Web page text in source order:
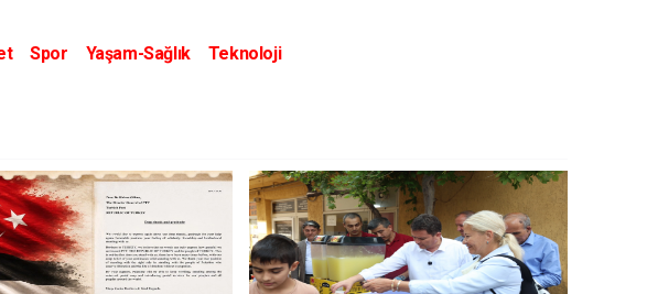
Spor Yaşam-Sağlık
Teknoloji